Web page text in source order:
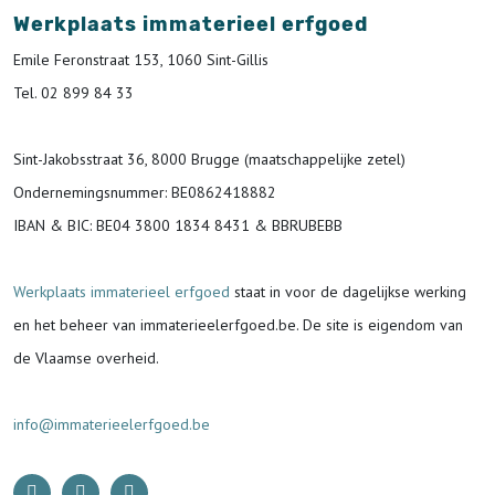
Werkplaats immaterieel erfgoed
Emile Feronstraat 153, 1060 Sint-Gillis
Tel. 02 899 84 33
Sint-Jakobsstraat 36, 8000 Brugge (maatschappelijke zetel)
Ondernemingsnummer: BE0862418882
IBAN & BIC: BE04 3800 1834 8431 & BBRUBEBB
Werkplaats immaterieel erfgoed staat in voor de dagelijkse werking
en het beheer van immaterieelerfgoed.be. De site is eigendom van
de Vlaamse overheid.
info@immaterieelerfgoed.be